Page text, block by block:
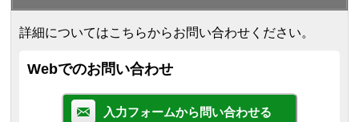
詳細についてはこちらからお問い合わせください。
Webでのお問い合わせ
入力フォームから問い合わせる